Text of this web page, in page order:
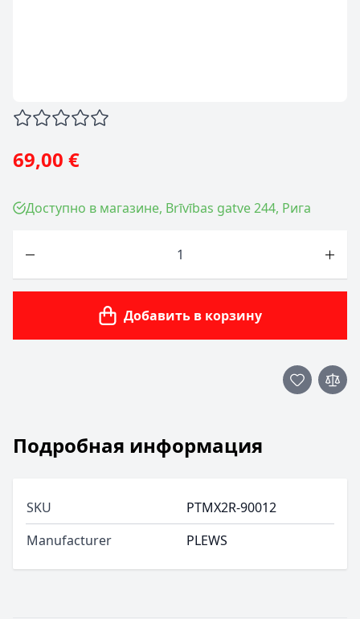
69,00 €
Доступно в магазине, Brīvības gatve 244, Рига
Добавить в корзину
Подробная информация
SKU
PTMX2R-90012
Manufacturer
PLEWS